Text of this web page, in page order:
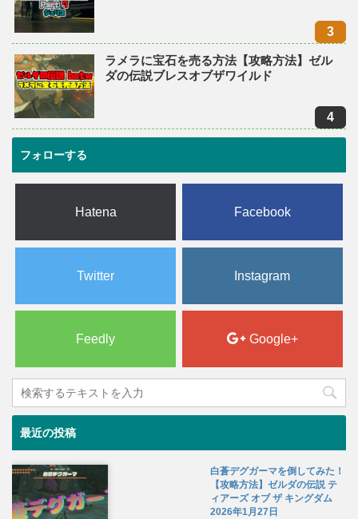
ラメラに宝石を売る方法【攻略方法】ゼル
ダの伝説ブレスオブザワイルド
フォローする
Hatena Facebook
Twitter Instagram
Feedly Google+
最近の投稿
白蒼デグガーマを倒してみた！
【攻略方法】ゼルダの伝説 テ
ィアーズ オブ ザ キングダム
2026年1月27日